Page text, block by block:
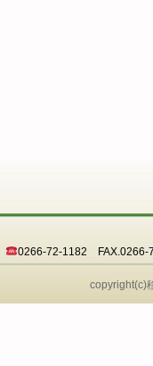
0266-72-1182 FAX.0266-
copyright(c)